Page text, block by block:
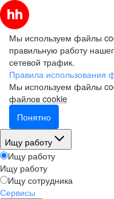
Мы используем файлы
правильную работу
сетевой трафик.
Правила использования
Мы используем файлы
файлов cookie
Понятно
Ищу работу
Ищу работу
Ищу работу
Ищу сотрудника
Сервисы